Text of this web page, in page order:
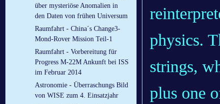
über mysteriöse Anomalien in
den Daten von frühen Universum
Raumfahrt - China´s Change3-
Mond-Rover Mission Teil-1
Raumfahrt - Vorbereitung für
Progress M-22M Ankunft bei ISS
im Februar 2014
Astronomie - Überraschungs Bild
von WISE zum 4. Einsatzjahr
physics.
strings,
plus one